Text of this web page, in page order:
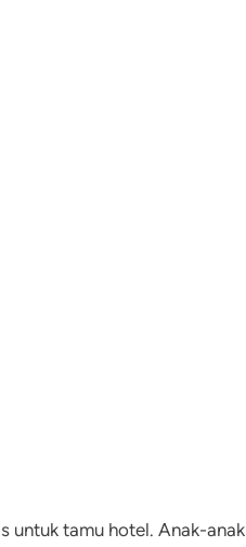
untuk tamu hotel. Anak-anak